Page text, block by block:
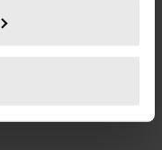
(fingerprinting)